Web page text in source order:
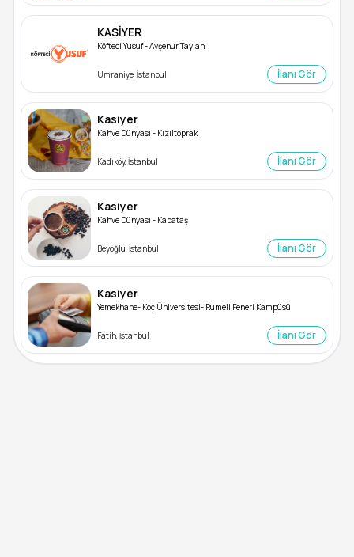
KASİYER
Köfteci Yusuf - Ayşenur Taylan
Ümraniye, İstanbul İlanı Gör
Kasiyer
Kahve Dünyası - Kızıltoprak
Kadıköy, İstanbul İlanı Gör
Kasiyer
Kahve Dünyası - Kabataş
Beyoğlu, İstanbul İlanı Gör
Kasiyer
Yemekhane- Koç Üniversitesi- Rumeli Feneri Kampüsü
Fatih, İstanbul İlanı Gör